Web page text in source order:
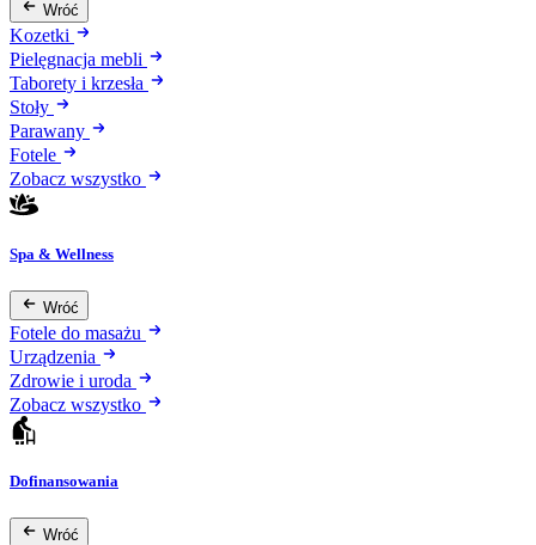
Wróć
Kozetki
Pielęgnacja mebli
Taborety i krzesła
Stoły
Parawany
Fotele
Zobacz wszystko
Spa & Wellness
Wróć
Fotele do masażu
Urządzenia
Zdrowie i uroda
Zobacz wszystko
Dofinansowania
Wróć